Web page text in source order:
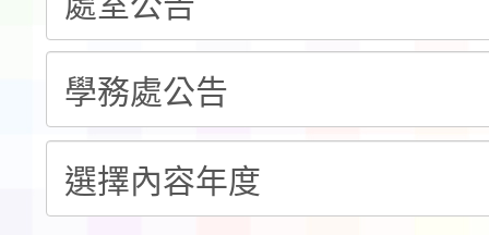
程安排一案
「桃園市補助參觀特色
展演活動實施計畫」
請一案